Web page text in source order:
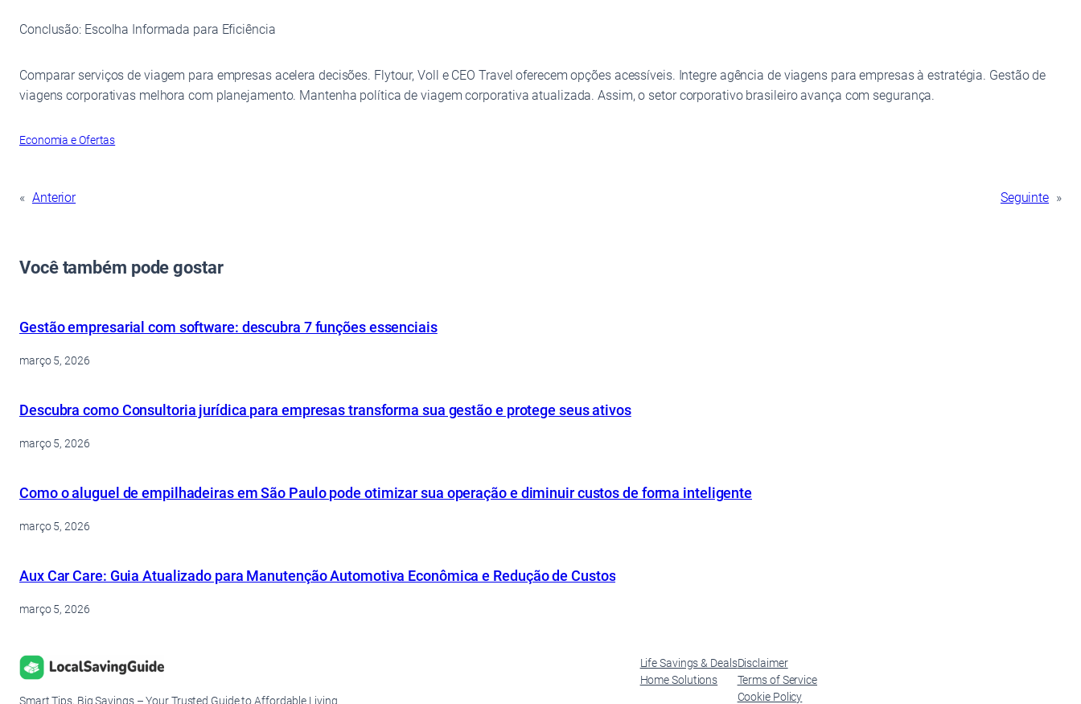
Conclusão: Escolha Informada para Eficiência
Comparar serviços de viagem para empresas acelera decisões. Flytour, Voll e CEO Travel oferecem opções acessíveis. Integre agência de viagens para empresas à estratégia. Gestão de
viagens corporativas melhora com planejamento. Mantenha política de viagem corporativa atualizada. Assim, o setor corporativo brasileiro avança com segurança.
Economia e Ofertas
« Anterior Seguinte »
Você também pode gostar
Gestão empresarial com software: descubra 7 funções essenciais
março 5, 2026
Descubra como Consultoria jurídica para empresas transforma sua gestão e protege seus ativos
março 5, 2026
Como o aluguel de empilhadeiras em São Paulo pode otimizar sua operação e diminuir custos de forma inteligente
março 5, 2026
Aux Car Care: Guia Atualizado para Manutenção Automotiva Econômica e Redução de Custos
março 5, 2026
Smart Tips, Big Savings – Your Trusted Guide to Affordable Living
Life Savings & Deals
Home Solutions
Disclaimer
Terms of Service
Cookie Policy